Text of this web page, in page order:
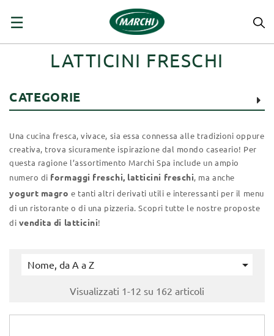
navigazione
☰
LATTICINI FRESCHI
CATEGORIE
Una cucina fresca, vivace, sia essa connessa alle tradizioni oppure
creativa, trova sicuramente ispirazione dal mondo caseario! Per
questa ragione l’assortimento Marchi Spa include un ampio
numero di formaggi freschi, latticini freschi, ma anche
yogurt magro e tanti altri derivati utili e interessanti per il menu
di un ristorante o di una pizzeria. Scopri tutte le nostre proposte
di vendita di latticini!
Nome, da A a Z 
Visualizzati 1-12 su 162 articoli